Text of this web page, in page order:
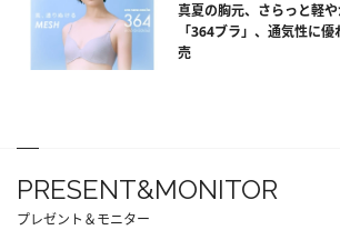
真夏の胸元、さらっと軽
「364ブラ」、通気性に
売
PRESENT&MONITOR
プレゼント＆モニター